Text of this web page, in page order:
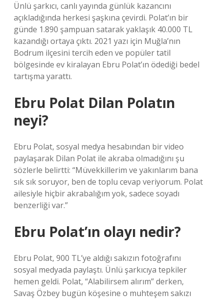
Ünlü şarkıcı, canlı yayında günlük kazancını
açıkladığında herkesi şaşkına çevirdi. Polat’ın bir
günde 1.890 şampuan satarak yaklaşık 40.000 TL
kazandığı ortaya çıktı. 2021 yazı için Muğla’nın
Bodrum ilçesini tercih eden ve popüler tatil
bölgesinde ev kiralayan Ebru Polat’ın ödediği bedel
tartışma yarattı.
Ebru Polat Dilan Polatın
neyi?
Ebru Polat, sosyal medya hesabından bir video
paylaşarak Dilan Polat ile akraba olmadığını şu
sözlerle belirtti: “Müvekkillerim ve yakınlarım bana
sık sık soruyor, ben de toplu cevap veriyorum. Polat
ailesiyle hiçbir akrabalığım yok, sadece soyadı
benzerliği var.”
Ebru Polat’ın olayı nedir?
Ebru Polat, 900 TL’ye aldığı sakızın fotoğrafını
sosyal medyada paylaştı. Ünlü şarkıcıya tepkiler
hemen geldi. Polat, “Alabilirsem alırım” derken,
Savaş Özbey bugün köşesine o muhteşem sakızı